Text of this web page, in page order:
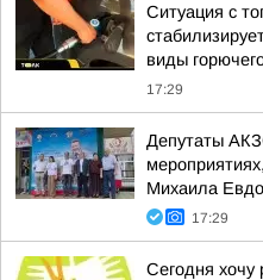
Ситуация с
виды
17:29
Депутаты
Михаила
17:29
Сегодня хочу